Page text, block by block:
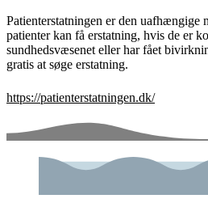
Patienterstatningen er den uafhængige
patienter kan få erstatning, hvis de er
sundhedsvæsenet eller har fået
gratis at søge erstatning.
https://patienterstatningen.dk/